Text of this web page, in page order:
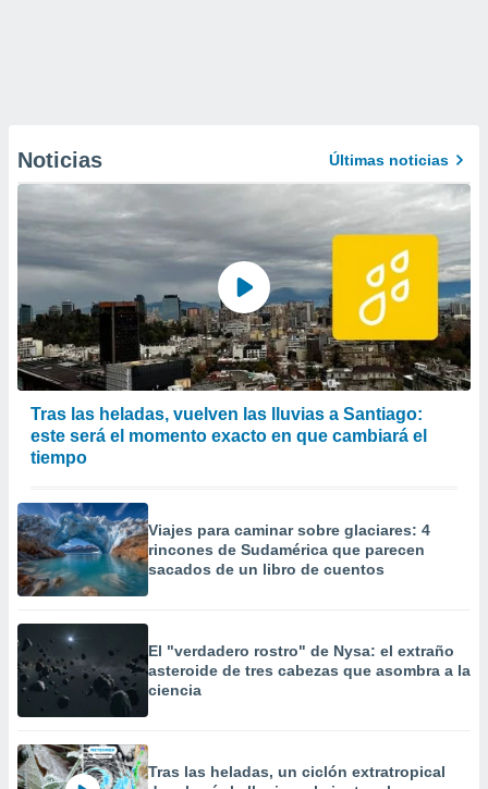
Noticias Últimas noticias
Tras las heladas, vuelven las lluvias a Santiago:
este será el momento exacto en que cambiará el
tiempo
Viajes para caminar sobre glaciares: 4
rincones de Sudamérica que parecen
sacados de un libro de cuentos
El "verdadero rostro" de Nysa: el extraño
asteroide de tres cabezas que asombra a la
ciencia
Tras las heladas, un ciclón extratropical